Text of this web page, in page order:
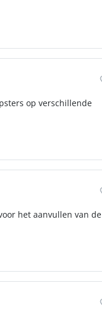
op verschillende
het aanvullen van de